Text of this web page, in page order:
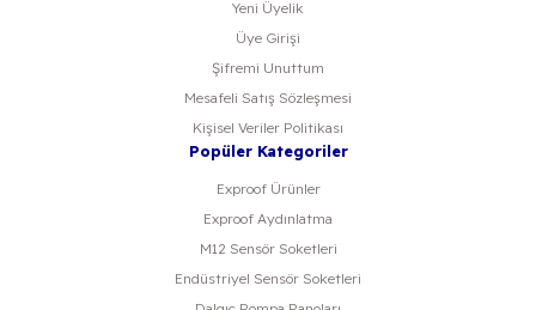
Yeni Üyelik
Üye Girişi
Şifremi Unuttum
Mesafeli Satış Sözleşmesi
Kişisel Veriler Politikası
Popüler Kategoriler
Exproof Ürünler
Exproof Aydınlatma
M12 Sensör Soketleri
Endüstriyel Sensör Soketleri